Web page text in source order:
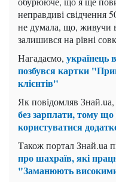
неправдиві свідчення
не думала, що, живучи
залишився на рівні
Нагадаємо, українець
позбувся картки
клієнтів"
Як повідомляв Знай.uа,
без зарплати, тому
користуватися
Також портал Знай.uа
про шахраїв, які
"Заманюють